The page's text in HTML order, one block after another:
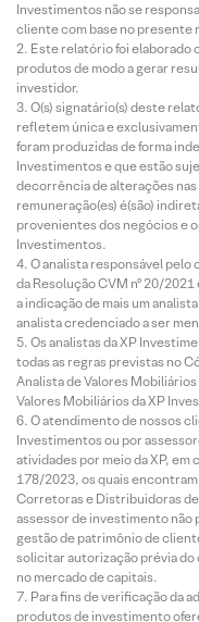
Investimentos não se
cliente com base no presente
Este relatório foi elaborado
produtos de modo a gerar
investidor.
O(s) signatário(s) deste
refletem única e
foram produzidas de forma
Investimentos e que estão
decorrência de alterações nas
remuneração(es) é(são)
provenientes dos negócios e
Investimentos.
O analista responsável
da Resolução CVM nº 20/
a indicação de mais um
analista credenciado a ser
Os analistas da XP
todas as regras previstas no
Analista de Valores
Valores Mobiliários da XP
O atendimento de nossos
Investimentos ou por
atividades por meio da XP, em
178/2023, os quais
Corretoras e Distribuidoras
assessor de investimento não
gestão de patrimônio de
solicitar autorização prévia do
no mercado de capitais.
Para fins de verificação da
produtos de investimento